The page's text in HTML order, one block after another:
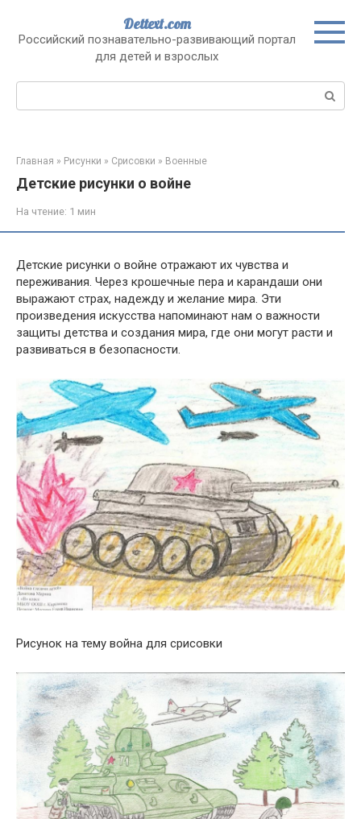
контенту
Dettext.com
Российский познавательно-развивающий портал
для детей и взрослых
Поиск:
Главная » Рисунки » Срисовки » Военные
Детские рисунки о войне
На чтение: 1 мин
Детские рисунки о войне отражают их чувства и
переживания. Через крошечные пера и карандаши они
выражают страх, надежду и желание мира. Эти
произведения искусства напоминают нам о важности
защиты детства и создания мира, где они могут расти и
развиваться в безопасности.
Рисунок на тему война для срисовки